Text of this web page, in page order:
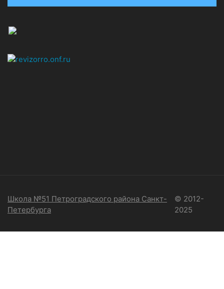
Школа №51 Петроградского района Санкт-
Петербурга
© 2012-
2025